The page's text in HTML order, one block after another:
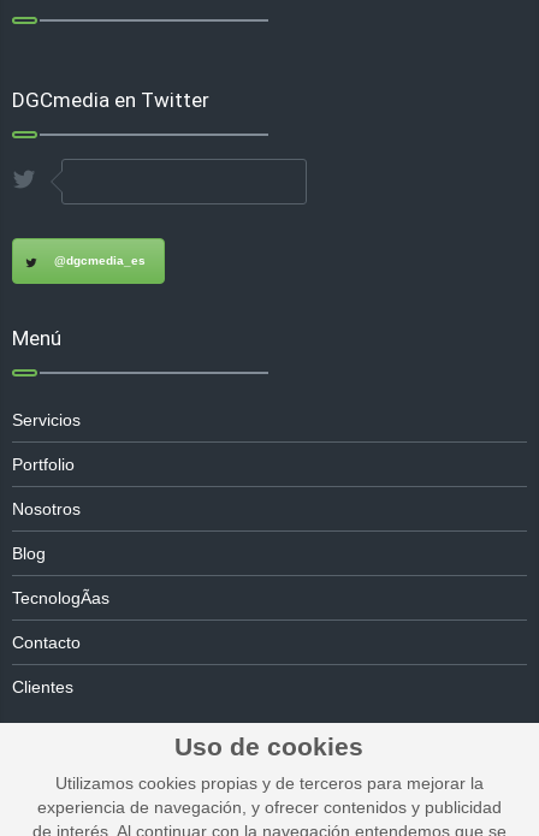
DGCmedia en Twitter
@dgcmedia_es
Menú
Servicios
Portfolio
Nosotros
Blog
TecnologÃ­as
Contacto
Clientes
Uso de cookies
Utilizamos cookies propias y de terceros para mejorar la
experiencia de navegación, y ofrecer contenidos y publicidad
de interés. Al continuar con la navegación entendemos que se